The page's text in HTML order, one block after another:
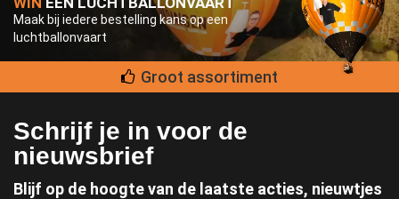
Maak bij iedere bestelling kans op een
luchtballonvaart
Groot assortiment
Schrijf je in voor de
nieuwsbrief
Blijf op de hoogte van de laatste acties, nieuwtjes